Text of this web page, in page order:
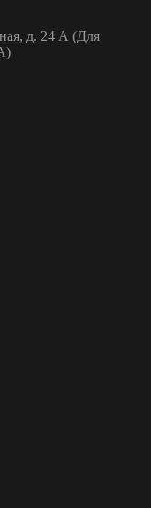
д. 24 А (Для